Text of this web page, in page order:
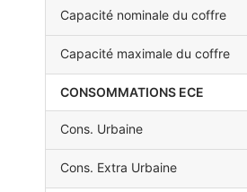
Capacité nominale du coffre
Capacité maximale du coffre
CONSOMMATIONS ECE
Cons. Urbaine
Cons. Extra Urbaine